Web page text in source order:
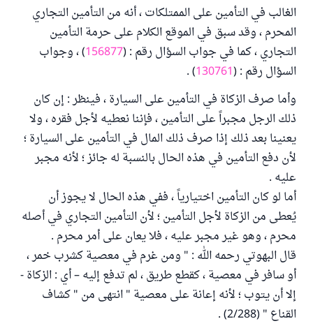
الغالب في التأمين على الممتلكات ، أنه من التأمين التجاري
المحرم ، وقد سبق في الموقع الكلام على حرمة التأمين
التجاري ، كما في جواب السؤال رقم : (156877) ، وجواب
السؤال رقم : (130761
) .
وأما صرف الزكاة في التأمين على السيارة ، فينظر : إن كان
ذلك الرجل مجبراً على التأمين ، فإننا نعطيه لأجل فقره ، ولا
يعنينا بعد ذلك إذا صرف ذلك المال في التأمين على السيارة ؛
لأن دفع التأمين في هذه الحال بالنسبة له جائز ؛ لأنه مجبر
عليه .
أما لو كان التأمين اختيارياً ، ففي هذه الحال لا يجوز أن
يُعطى من الزكاة لأجل التأمين ؛ لأن التأمين التجاري في أصله
محرم ، وهو غير مجبر عليه ، فلا يعان على أمر محرم .
قال البهوتي رحمه الله : " ومن غرم في معصية كشرب خمر ،
أو سافر في معصية ، كقطع طريق ، لم تدفع إليه – أي : الزكاة -
إلا أن يتوب ؛ لأنه إعانة على معصية " انتهى من " كشاف
القناع " (2/288) .